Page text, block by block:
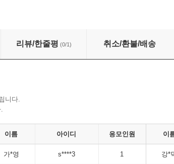
리뷰/한줄평 (0/1) 취소/환불/배송
니다.
이름 아이디 응모인원 이
가*영 s****3 1 강*